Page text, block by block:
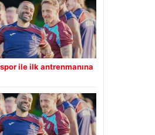
ile ilk antrenmanına